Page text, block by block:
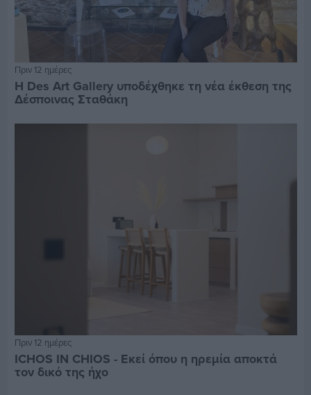
Πριν 12 ημέρες
Η Des Art Gallery υποδέχθηκε τη νέα έκθεση της
Δέσποινας Σταθάκη
Πριν 12 ημέρες
ICHOS IN CHIOS - Εκεί όπου η ηρεμία αποκτά
τον δικό της ήχο